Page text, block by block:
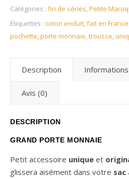
Catégories : fin de séries,Petite
Étiquettes : coton enduit,fait en France
pochette,porte monnaie,trousse,
Description
Avis (0)
DESCRIPTION
GRAND PORTE MONNAIE
Petit accessoire unique et
glissera aisément dans votre sac